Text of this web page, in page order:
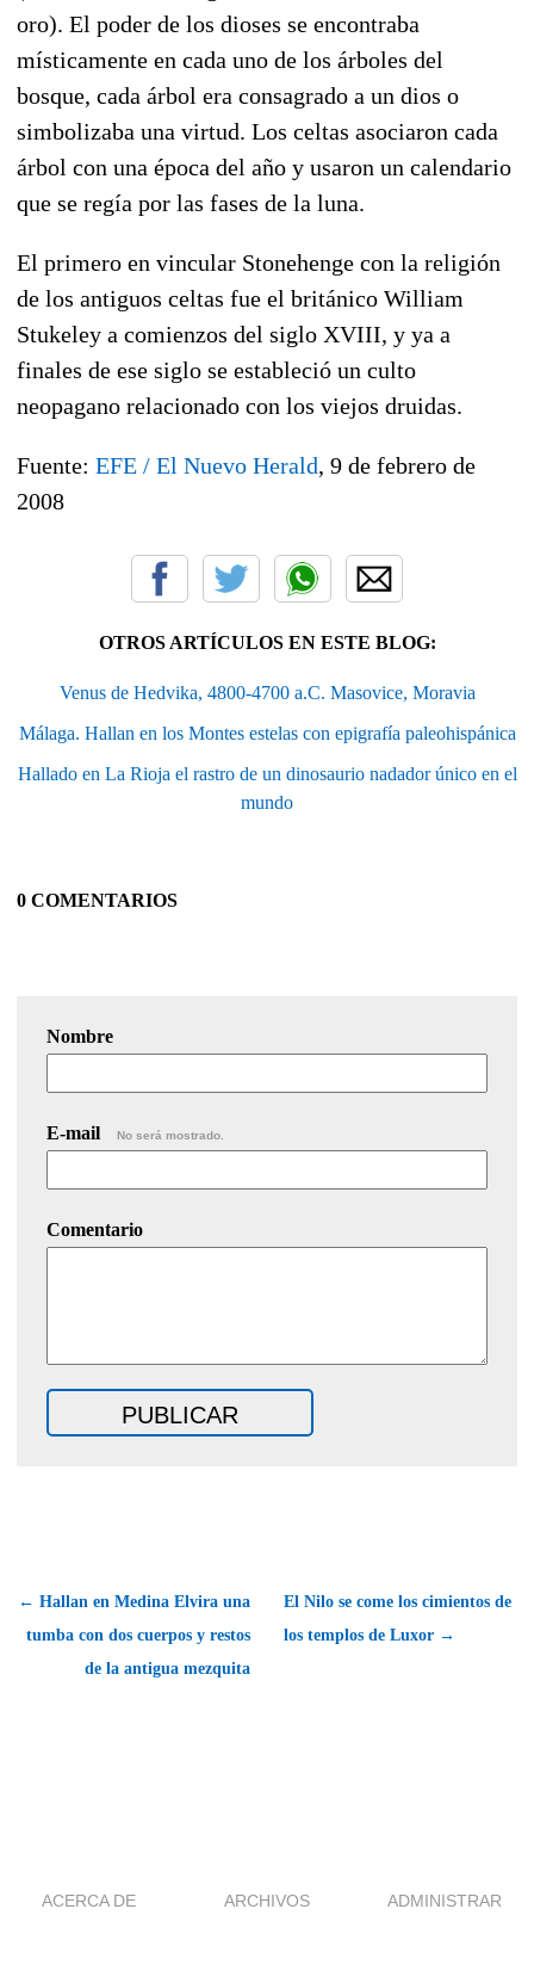
oro). El poder de los dioses se encontraba
místicamente en cada uno de los árboles del
bosque, cada árbol era consagrado a un dios o
simbolizaba una virtud. Los celtas asociaron cada
árbol con una época del año y usaron un calendario
que se regía por las fases de la luna.
El primero en vincular Stonehenge con la religión
de los antiguos celtas fue el británico William
Stukeley a comienzos del siglo XVIII, y ya a
finales de ese siglo se estableció un culto
neopagano relacionado con los viejos druidas.
Fuente: EFE / El Nuevo Herald, 9 de febrero de
2008
OTROS ARTÍCULOS EN ESTE BLOG:
Venus de Hedvika, 4800-4700 a.C. Masovice, Moravia
Málaga. Hallan en los Montes estelas con epigrafía paleohispánica
Hallado en La Rioja el rastro de un dinosaurio nadador único en el
mundo
0 COMENTARIOS
Nombre
E-mail No será mostrado.
Comentario
← Hallan en Medina Elvira una
tumba con dos cuerpos y restos
de la antigua mezquita
El Nilo se come los cimientos de
los templos de Luxor →
ACERCA DE ARCHIVOS ADMINISTRAR